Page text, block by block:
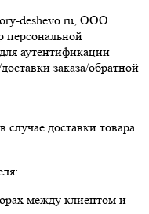
deshevo.ru, ООО
персональной
аутентификации
заказа/обратной
случае доставки товара
между клиентом и